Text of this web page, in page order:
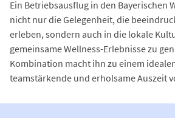
Ein Betriebsausflug in den Bayerischen
nicht nur die Gelegenheit, die
erleben, sondern auch in die lokale
gemeinsame Wellness-Erlebnisse zu
Kombination macht ihn zu einem
teamstärkende und erholsame Auszeit